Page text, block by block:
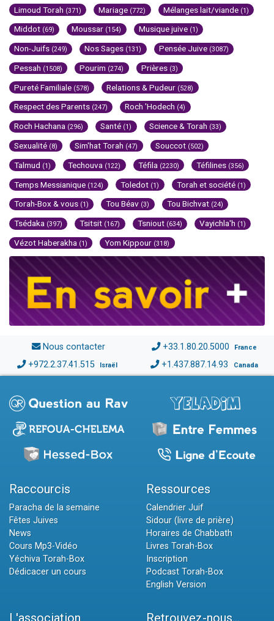
Limoud Torah (371) Mariage (772) Mélanges lait/viande (1)
Middot (69) Moussar (154) Musique juive (1)
Non-Juifs (249) Nos Sages (131) Pensée Juive (3087)
Pessah (1508) Pourim (274) Prières (3)
Pureté Familiale (578) Relations & Pudeur (528)
Respect des Parents (247) Roch 'Hodech (4)
Roch Hachana (296) Santé (1) Science & Torah (33)
Sexualité (8) Sim'hat Torah (47) Souccot (502)
Talmud (1) Techouva (122) Téfila (2230) Téfilines (356)
Temps Messianique (124) Toledot (1) Torah et société (1)
Torah-Box & vous (1) Tou Béav (3) Tou Bichvat (24)
Tsédaka (397) Tsitsit (167) Tsniout (634) Vayichla'h (1)
Vézot Haberakha (1) Yom Kippour (318)
Nous contacter +33.1.80.20.5000 France
+972.2.37.41.515 Israël +1.437.887.14.93 Canada
Raccourcis
Paracha de la semaine
Fêtes Juives
News
Cours Mp3-Vidéo
Yéchiva Torah-Box
Dédicacer un cours
Ressources
Calendrier Juif
Sidour (livre de prière)
Horaires de Chabbath
Livres Torah-Box
Inscription
Podcast Torah-Box
English Version